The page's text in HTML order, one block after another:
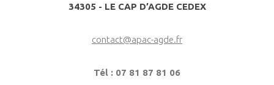
34305 - LE CAP D’AGDE CEDEX
contact@apac-agde.fr
Tél : 07 81 87 81 06